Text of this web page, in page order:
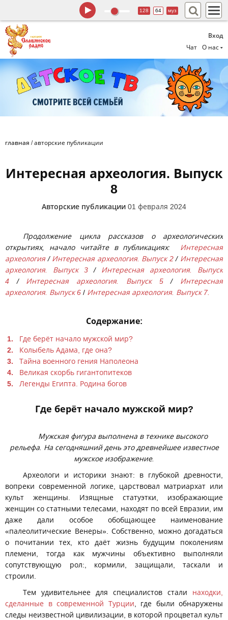
Вход
Чат
О нас
128 64 муз
главная /авторские публикации
Интересная археология. Выпуск
8
Авторские публикации 01 февраля 2024
Продолжение цикла рассказов о археологических
открытиях, начало читайте в публикациях: Интересная
археология/ Интересная археология. Выпуск 2/ Интересная
археология. Выпуск 3
/
Интересная археология. Выпуск
4
/ Интересная археология. Выпуск 5/ Интересная
археология. Выпуск 6 / Интересная археология. Выпуск 7.
Содержание:
Где берёт начало мужской мир?
Колыбель Адама, где она?
Тайна военного гения Наполеона
Великая скорбь гигантопитеков
Легенды Египта. Родина богов
Где берёт начало мужской мир?
Мужская фигура выполнена в технике высокого
рельефа. На сегодняшний день это древнейшее известное
мужское изображение.
Археологи и историки знают: в глубокой древности,
вопреки современной логике, царствовал матриархат или
культ женщины. Изящные статуэтки, изображающие
женщин со статными телесами, находят по всей Евразии, им
даже дали особое обобщающее наименование
«палеолитические Венеры». Собственно, можно догадаться
о почитании тех, кто даёт жизнь будущим поколениям
племени, тогда как мужчины объективно выполняли
сопутствующую рол:, кормили, защищали, таскали и
строили.
Тем удивительнее для специалистов стали находки,
сделанные в современной Турции , где были обнаружены
следы неизвестной цивилизации, в которой процветал культ